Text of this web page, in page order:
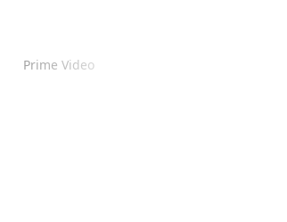
Prime Video